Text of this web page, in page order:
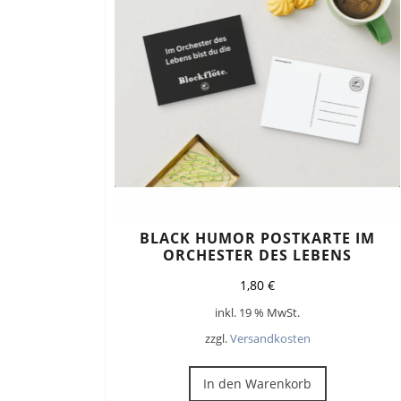
BLACK HUMOR POSTKARTE IM
ORCHESTER DES LEBENS
1,80€
inkl. 19 % MwSt.
zzgl.Versandkosten
In den Warenkorb